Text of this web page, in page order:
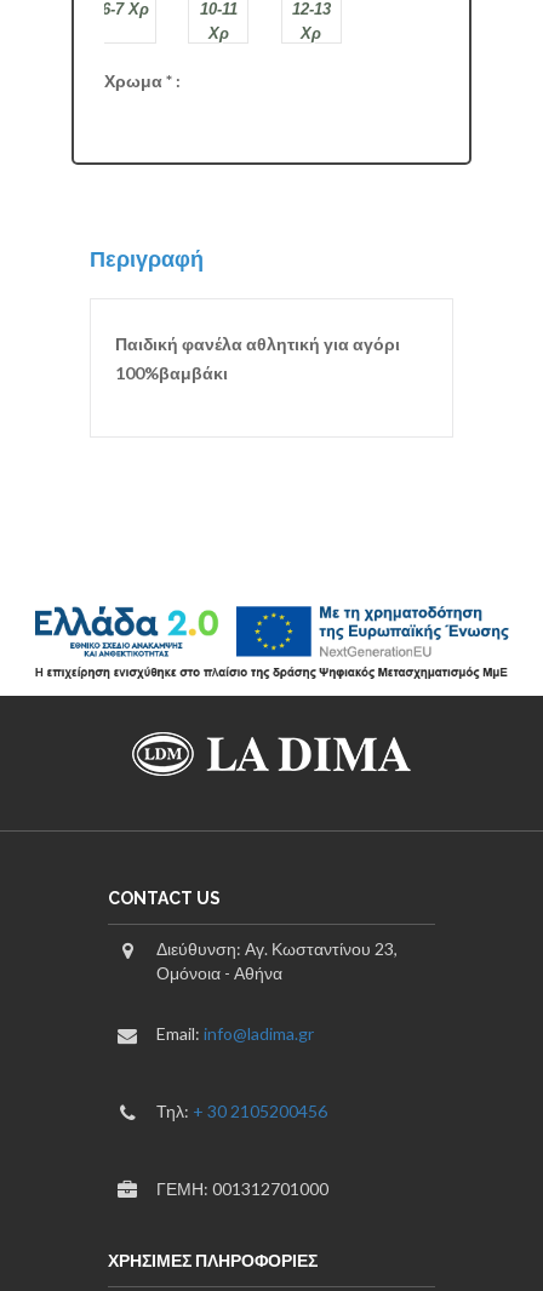
6-7 Χρ
10-11
Χρ
12-13
Χρ
Χρωμα* :
Περιγραφή
Παιδική φανέλα αθλητική για αγόρι
100%βαμβάκι
CONTACT US
Διεύθυνση: Αγ. Κωσταντίνου 23,
Ομόνοια - Αθήνα
Email: info@ladima.gr
Τηλ: + 30 2105200456
ΓΕΜΗ: 001312701000
ΧΡΗΣΙΜΕΣ ΠΛΗΡΟΦΟΡΙΕΣ